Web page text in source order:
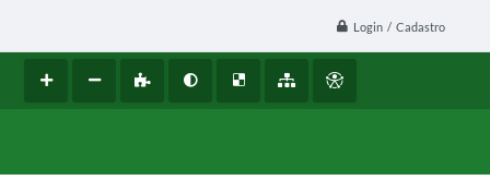
Login / Cadastro